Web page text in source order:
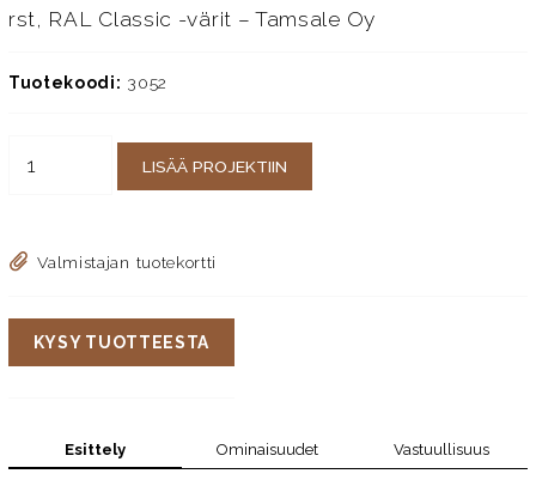
rst, RAL Classic -värit – Tamsale Oy
Tuotekoodi: 3052
LISÄÄ PROJEKTIIN
Valmistajan tuotekortti
KYSY TUOTTEESTA
Esittely Ominaisuudet Vastuullisuus